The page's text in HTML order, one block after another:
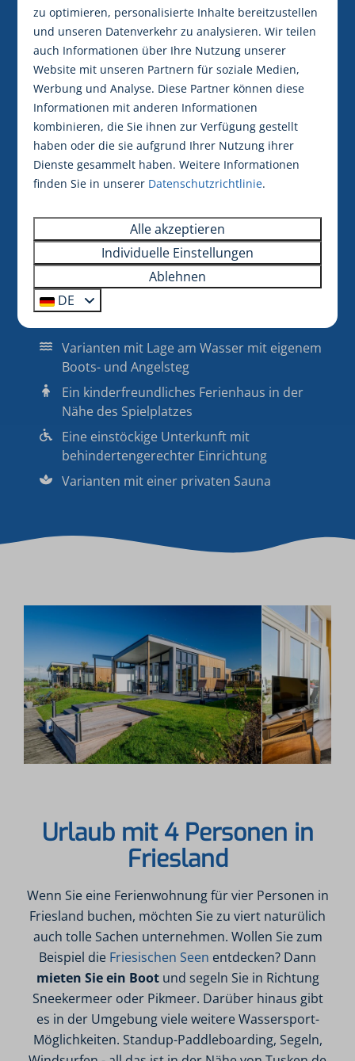
Tusken de Marren hat ein breites Angebot an
Ferienhäuser in Friesland für vier Personen
können zum Beispiel in unseren Knilles Lodges
wohnen, einer modernen Lodge mit Luxus-
Atmosphäre. Auf jeden Fall ist jede Ferienwohnung
in unserem Ferienpark mit allen Annehmlichkeiten
ausgestattet, von bequemen Betten in den
Schlafzimmern bis hin zu einem großen Garten mit
für vier Personengemütlich sein! Sie können auch
ein Ferienhaus mit den folgenden zusätzlichen
Merkmalen wählen:
Varianten mit Lage am Wasser mit eigenem
Boots- und Angelsteg
Ein kinderfreundliches Ferienhaus in der
Nähe des Spielplatzes
Eine einstöckige Unterkunft mit
behindertengerechter Einrichtung
Varianten mit einer privaten Sauna
Urlaub mit 4 Personen in
Friesland
Wenn Sie eine Ferienwohnung für vier Personen in
Friesland buchen, möchten Sie zu viert naturülich
auch tolle Sachen unternehmen. Wollen Sie zum
Beispiel die Friesischen Seen entdecken? Dann
mieten Sie ein Bootund segeln Sie in Richtung
Sneekermeer oder Pikmeer. Darüber hinaus gibt
es in der Umgebung viele weitere Wassersport-
Möglichkeiten. Standup-Paddleboarding, Segeln,
zu optimieren, personalisierte Inhalte bereitzustellen
und unseren Datenverkehr zu analysieren. Wir teilen
auch Informationen über Ihre Nutzung unserer
Website mit unseren Partnern für soziale Medien,
Werbung und Analyse. Diese Partner können diese
Informationen mit anderen Informationen
kombinieren, die Sie ihnen zur Verfügung gestellt
haben oder die sie aufgrund Ihrer Nutzung ihrer
Dienste gesammelt haben. Weitere Informationen
finden Sie in unserer Datenschutzrichtlinie.
Alle akzeptieren
Individuelle Einstellungen
Ablehnen
DE